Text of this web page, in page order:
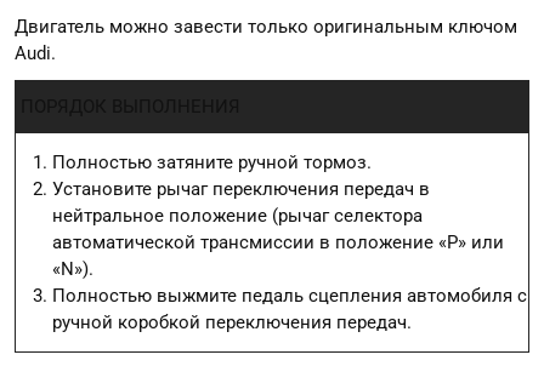
Двигатель можно завести только оригинальным ключом
Audi.
Полностью затяните ручной тормоз.
Установите рычаг переключения передач в
нейтральное положение (рычаг селектора
автоматической трансмиссии в положение «P» или
«N»).
Полностью выжмите педаль сцепления автомобиля с
ручной коробкой переключения передач.